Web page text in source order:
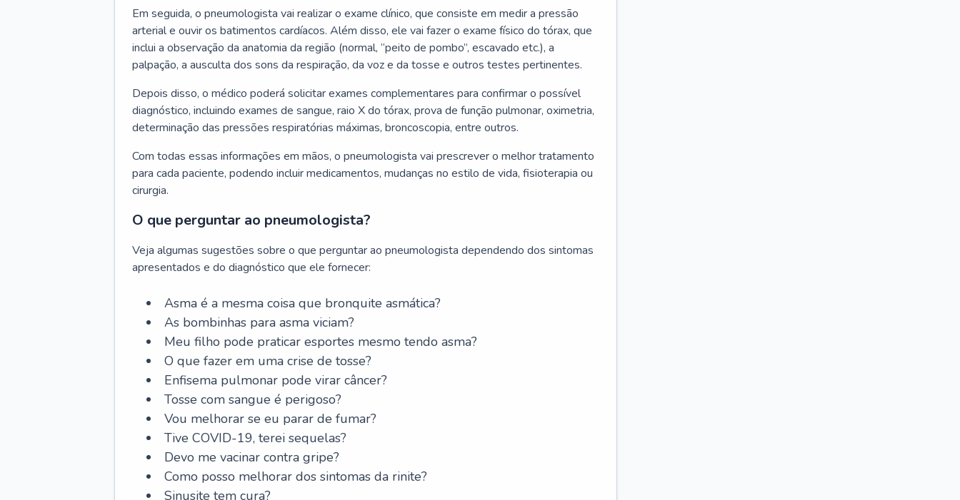
Em seguida, o pneumologista vai realizar o exame clínico, que consiste em medir a pressão
arterial e ouvir os batimentos cardíacos. Além disso, ele vai fazer o exame físico do tórax, que
inclui a observação da anatomia da região (normal, “peito de pombo”, escavado etc.), a
palpação, a ausculta dos sons da respiração, da voz e da tosse e outros testes pertinentes.
Depois disso, o médico poderá solicitar exames complementares para confirmar o possível
diagnóstico, incluindo exames de sangue, raio X do tórax, prova de função pulmonar, oximetria,
determinação das pressões respiratórias máximas, broncoscopia, entre outros.
Com todas essas informações em mãos, o pneumologista vai prescrever o melhor tratamento
para cada paciente, podendo incluir medicamentos, mudanças no estilo de vida, fisioterapia ou
cirurgia.
O que perguntar ao pneumologista?
Veja algumas sugestões sobre o que perguntar ao pneumologista dependendo dos sintomas
apresentados e do diagnóstico que ele fornecer:
Asma é a mesma coisa que bronquite asmática?
As bombinhas para asma viciam?
Meu filho pode praticar esportes mesmo tendo asma?
O que fazer em uma crise de tosse?
Enfisema pulmonar pode virar câncer?
Tosse com sangue é perigoso?
Vou melhorar se eu parar de fumar?
Tive COVID-19, terei sequelas?
Devo me vacinar contra gripe?
Como posso melhorar dos sintomas da rinite?
Sinusite tem cura?